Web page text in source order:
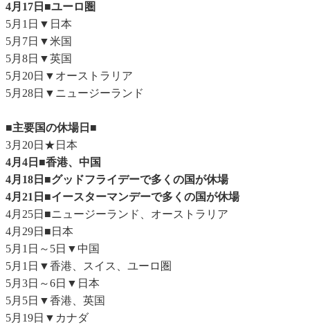
4月17日■ユーロ圏
5月1日▼日本
5月7日▼米国
5月8日▼英国
5月20日▼オーストラリア
5月28日▼ニュージーランド
■主要国の休場日■
3月20日★日本
4月4日■香港、中国
4月18日■グッドフライデーで多くの国が休場
4月21日■イースターマンデーで多くの国が休場
4月25日■ニュージーランド、オーストラリア
4月29日■日本
5月1日～5日▼中国
5月1日▼香港、スイス、ユーロ圏
5月3日～6日▼日本
5月5日▼香港、英国
5月19日▼カナダ